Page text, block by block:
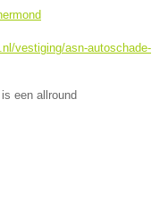
vestiging/asn-autoschade-
een allround